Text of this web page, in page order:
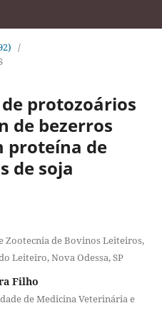
/
protozoários
de bezerros
proteína de
de soja
Zootecnia de Bovinos Leiteiros,
Leiteiro, Nova Odessa, SP
Filho
de Medicina Veterinária e